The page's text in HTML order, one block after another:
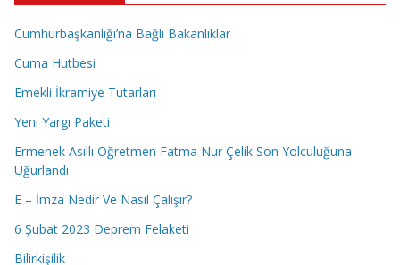
Cumhurbaşkanlığı’na Bağlı Bakanlıklar
Cuma Hutbesi
Emekli İkramiye Tutarları
Yeni Yargı Paketi
Ermenek Asıllı Öğretmen Fatma Nur Çelik Son Yolculuğuna
Uğurlandı
E – İmza Nedir Ve Nasıl Çalışır?
6 Şubat 2023 Deprem Felaketi
Bilirkişilik